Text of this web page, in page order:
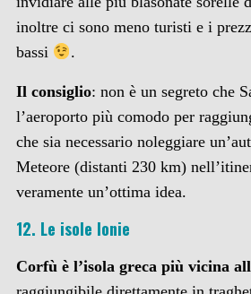
inoltre ci sono meno turisti e i
bassi
.
Il consiglio: non è un segreto che
l’aeroporto più comodo per
che sia necessario noleggiare
Meteore (distanti 230 km)
veramente un’ottima idea.
12. Le isole Ionie
Corfù è l’isola greca più vicina